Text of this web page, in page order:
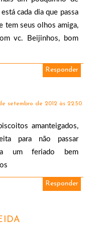
cada dia que passa
tem seus olhos amiga,
vc. Beijinhos, bom
Responder
setembro de 2012 às 22:50
amanteigados,
para não passar
um feriado bem
Responder